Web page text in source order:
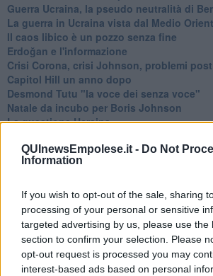
QUInewsEmpolese.it - Do Not
Information
If you wish to opt-out of the sale, sharing
processing of your personal or sensitive
targeted advertising by us, please use the
section to confirm your selection. Please
opt-out request is processed you may
interest-based ads based on personal
Guerra Ucraina, la pseudo neutralità di
La guerra in Ucraina vista dal Medio
​Il caos libico è un pozzo senza fine
Erdoğan e l'informazione
Crisi Corona, crisi Johnson, problemi
Capitol Hill un anno dopo
Desmond Tutu "la voce dei senza voce"
Natale da incubo per Boris Johnson
La questione Ucraina
Una vigilia di Natale per un nuovo Rais
La questione israelo-palestinese ignorata
Libano, collasso economico e guerra
Johnson, da Trump a Biden alla Brexit
L'AUKUS e il Quad
Biden, primo presidente USA non in
Papa Bergoglio vedrà Viktor Orbán
Bennet, un giorno in attesa di Biden